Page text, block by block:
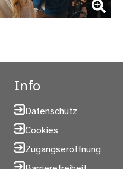
Info
Datenschutz
Cookies
Zugangseröffnung